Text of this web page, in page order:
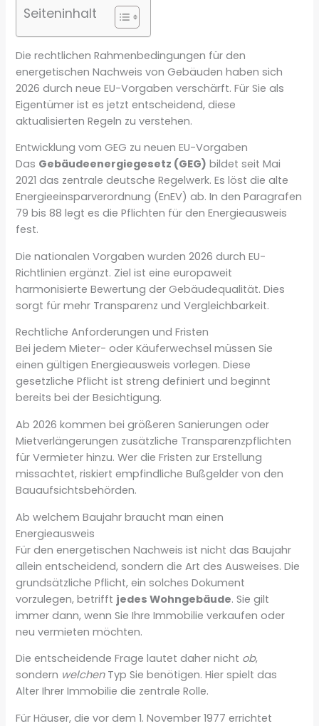
Seiteninhalt
Die rechtlichen Rahmenbedingungen für den
energetischen Nachweis von Gebäuden haben sich
2026 durch neue EU-Vorgaben verschärft. Für Sie als
Eigentümer ist es jetzt entscheidend, diese
aktualisierten Regeln zu verstehen.
Entwicklung vom GEG zu neuen EU-Vorgaben
Das Gebäudeenergiegesetz (GEG) bildet seit Mai
2021 das zentrale deutsche Regelwerk. Es löst die alte
Energieeinsparverordnung (EnEV) ab. In den Paragrafen
79 bis 88 legt es die Pflichten für den Energieausweis
fest.
Die nationalen Vorgaben wurden 2026 durch EU-
Richtlinien ergänzt. Ziel ist eine europaweit
harmonisierte Bewertung der Gebäudequalität. Dies
sorgt für mehr Transparenz und Vergleichbarkeit.
Rechtliche Anforderungen und Fristen
Bei jedem Mieter- oder Käuferwechsel müssen Sie
einen gültigen Energieausweis vorlegen. Diese
gesetzliche Pflicht ist streng definiert und beginnt
bereits bei der Besichtigung.
Ab 2026 kommen bei größeren Sanierungen oder
Mietverlängerungen zusätzliche Transparenzpflichten
für Vermieter hinzu. Wer die Fristen zur Erstellung
missachtet, riskiert empfindliche Bußgelder von den
Bauaufsichtsbehörden.
Ab welchem Baujahr braucht man einen
Energieausweis
Für den energetischen Nachweis ist nicht das Baujahr
allein entscheidend, sondern die Art des Ausweises. Die
grundsätzliche Pflicht, ein solches Dokument
vorzulegen, betrifft jedes Wohngebäude. Sie gilt
immer dann, wenn Sie Ihre Immobilie verkaufen oder
neu vermieten möchten.
Die entscheidende Frage lautet daher nicht ob,
sondern welchenTyp Sie benötigen. Hier spielt das
Alter Ihrer Immobilie die zentrale Rolle.
Für Häuser, die vor dem 1. November 1977 errichtet